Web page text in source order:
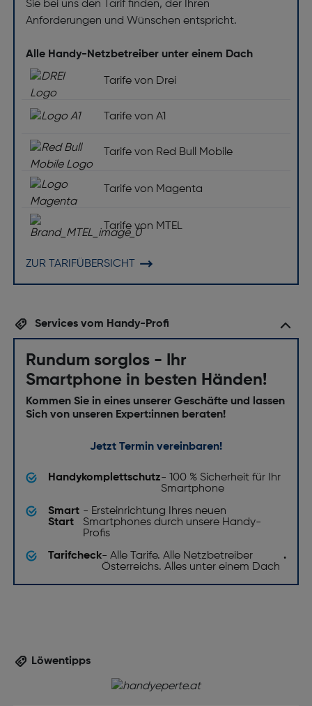
Sie bei uns den Tarif finden, der Ihren
Anforderungen und Wünschen entspricht.
Alle Handy-Netzbetreiber unter einem Dach
Tarife von Drei
Tarife von A1
Tarife von Red Bull Mobile
Tarife von Magenta
Tarife von MTEL
ZUR TARIFÜBERSICHT
Services vom Handy-Profi
Rundum sorglos - Ihr
Smartphone in besten Händen!
Kommen Sie in eines unserer Geschäfte und lassen
Sich von unseren Expert:innen beraten!
Jetzt Termin vereinbaren!
Handykomplettschutz- 100 % Sicherheit für Ihr
Smartphone
Smart
Start
- Ersteinrichtung Ihres neuen
Smartphones durch unsere Handy-
Profis
Tarifcheck- Alle Tarife. Alle Netzbetreiber
Österreichs. Alles unter einem Dach
.
Löwentipps